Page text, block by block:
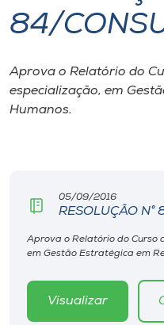
I.nova
Diplomados
Rádio
84/
Aprova o Relatório do
especialização, em
Humanos.
05/09/2016
RESOLUÇÃO
Aprova o Relatório do Curso
em Gestão Estratégica em
Visualizar